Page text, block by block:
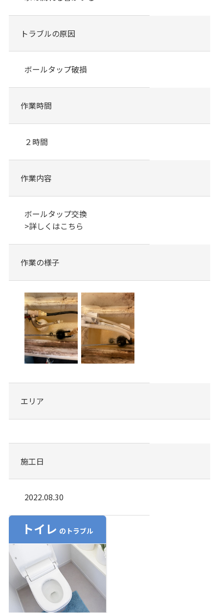
トラブルの原因
ボールタップ破損
作業時間
２時間
作業内容
ボールタップ交換
>詳しくはこちら
作業の様子
エリア
施工日
2022.08.30
トイレ のトラブル